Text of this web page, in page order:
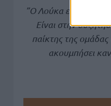
”Ο Λούκα είναι ο
Είναι στην
παίκτης της
ακουμπήσει